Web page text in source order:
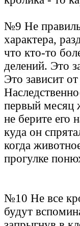
№9 Не
характера,
что кто-то
делений. Это
Это зависит
первый месяц
не берите его
куда он
когда
прогулке
№10 Не все
будут